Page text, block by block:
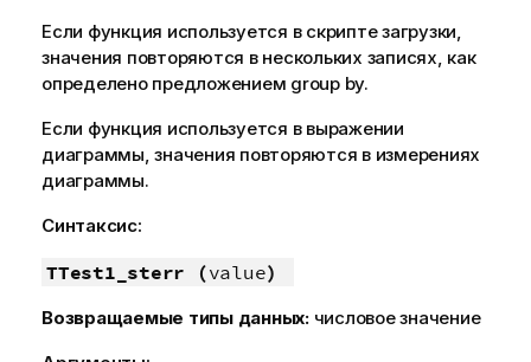
Если функция используется в скрипте загрузки,
значения повторяются в нескольких записях, как
определено предложением group by.
Если функция используется в выражении
диаграммы, значения повторяются в измерениях
диаграммы.
Синтаксис:
TTest1_sterr (value)
Возвращаемые типы данных: числовое значение